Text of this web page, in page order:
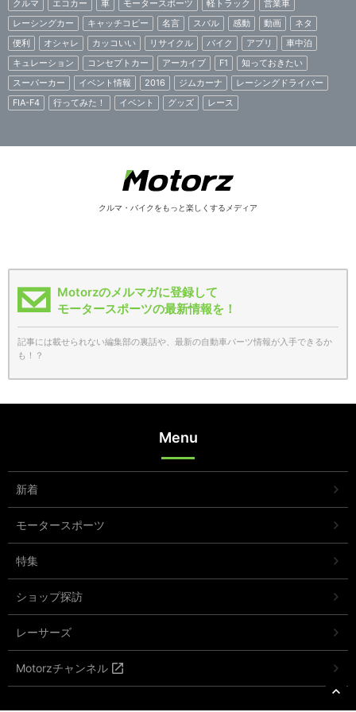
クルマ エコカー 車 モータースポーツ 軽トラック
営業車
レーシングカー
キャッチコピー 名言 スバル 感動 動画
ネタ
便利
オシャレ カッコいい リサイクル バイク アプリ
車中泊
キュレーション
コンセプトカー アーカイブ F1
知っておきたい
スーパーカー
イベント情報 2016 ジムカーナ
レーシングドライバー
FIA-F4
行ってみた！ イベント グッズ レース
クルマ・バイクをもっと楽しくするメディア
Motorzのメルマガに登録して
モータースポーツの最新情報を！
記事には載せられない編集部の裏話や、最新の自動車パーツ情報が入手できるか
も！？
Menu
新着
モータースポーツ
特集
ショップ探訪
レーサーズ
Motorzチャンネル